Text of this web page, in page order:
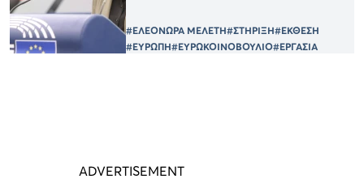
#ΕΛΕΟΝΩΡΑ ΜΕΛΕΤΗ#ΣΤΗΡΙΞΗ#ΕΚΘΕΣΗ
#ΕΥΡΩΠΗ#ΕΥΡΩΚΟΙΝΟΒΟΥΛΙΟ#ΕΡΓΑΣΙΑ